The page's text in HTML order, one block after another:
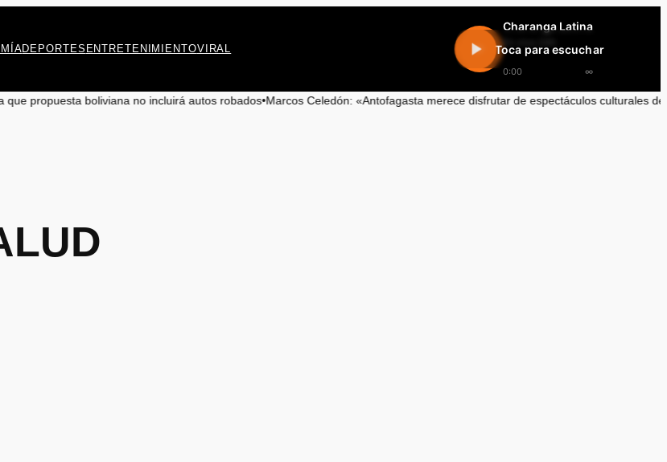
DEPORTES ENTRETENIMIENTOVIRAL
Charanga Latina
En vivo 24h
0:00 ∞
Toca para escuchar
boliviana no incluirá autos robados•Marcos Celedón: «Antofagasta merece disfrutar de espectáculos culturales de alta